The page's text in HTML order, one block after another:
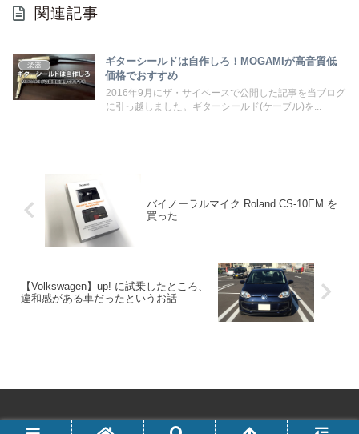
関連記事
楽器
ギターシールドは自作しろ！MOGAMIが高音質低
価格でおすすめ
2016年9月にザ・サイベースで公開した記事を当ブログ
に引っ越しました。ギターシールド(ケーブル)を...
バイノーラルマイク Roland CS-10EM を
買った
【Volkswagen】up! に試乗したところ、
違和感がある車だったというお話